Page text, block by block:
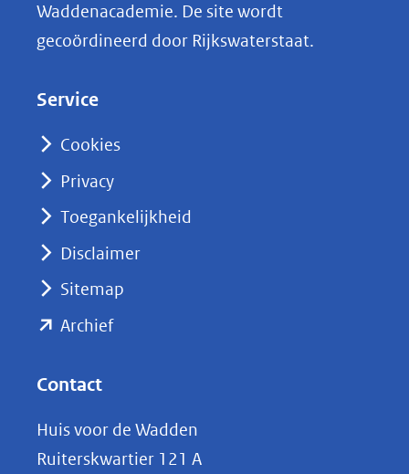
k
e
nieuw
naar
Waddenacademie. De site wordt
gecoördineerd door Rijkswaterstaat.
Service
Cookies
Privacy
Toegankelijkheid
Disclaimer
Sitemap
Archief(opent
(verwijst
Contact
Huis voor de Wadden
Ruiterskwartier 121 A